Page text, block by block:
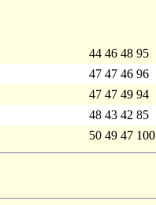
44 46 48 95
47 47 46 96
47 47 49 94
48 43 42 85
50 49 47 100